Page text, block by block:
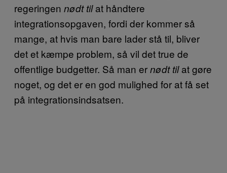
regeringen nødt tilat håndtere
integrationsopgaven, fordi der kommer så
mange, at hvis man bare lader stå til, bliver
det et kæmpe problem, så vil det true de
offentlige budgetter. Så man ernødt tilat gøre
noget, og det er en god mulighed for at få set
på integrationsindsatsen.